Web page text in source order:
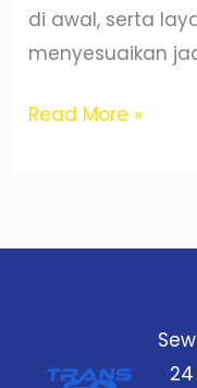
di awal, serta
menyesuaikan
Sewa
di
Read More »